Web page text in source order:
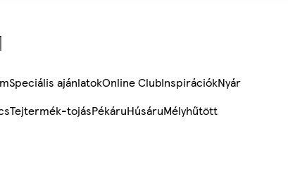
Speciális ajánlatokOnline ClubInspirációkNyár
Tejtermék-tojásPékáruHúsáruMélyhűtött